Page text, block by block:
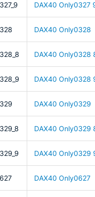
DAX40 Only0327
DAX40 Only0328
DAX40 Only0328
DAX40 Only0328
DAX40 Only0329
DAX40 Only0329
DAX40 Only0329
DAX40 Only0627